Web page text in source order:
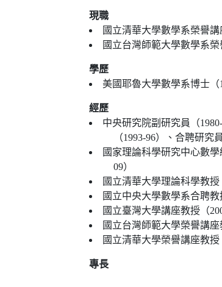
現職
國立清華大學數學系榮譽
國立台灣師範大學數學系
學歷
美國耶魯大學數學系博士（
經歷
中央研究院副研究員（
（1993-96）、合聘研究
國家理論科學研究中心數學
09）
國立清華大學理論科學教授
國立中央大學數學系合聘教
國立臺灣大學講座教授（
國立台灣師範大學榮譽講座
國立清華大學榮譽講座教授
專長